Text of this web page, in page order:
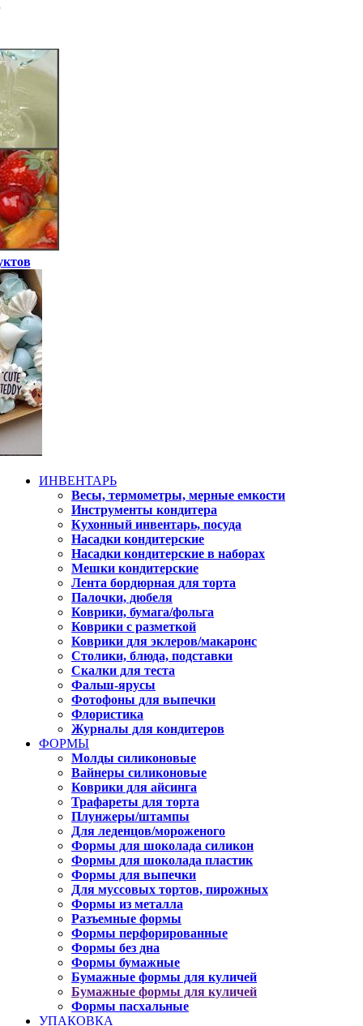
ИНВЕНТАРЬ
Весы, термометры, мерные емкости
Инструменты кондитера
Кухонный инвентарь, посуда
Насадки кондитерские
Насадки кондитерские в наборах
Мешки кондитерские
Лента бордюрная для торта
Палочки, дюбеля
Коврики, бумага/фольга
Коврики с разметкой
Коврики для эклеров/макаронс
Столики, блюда, подставки
Скалки для теста
Фальш-ярусы
Фотофоны для выпечки
Флористика
Журналы для кондитеров
ФОРМЫ
Молды силиконовые
Вайнеры силиконовые
Коврики для айсинга
Трафареты для торта
Плунжеры/штампы
Для леденцов/мороженого
Формы для шоколада силикон
Формы для шоколада пластик
Формы для выпечки
Для муссовых тортов, пирожных
Формы из металла
Разъемные формы
Формы перфорированные
Формы без дна
Формы бумажные
Бумажные формы для куличей
Бумажные формы для куличей
Формы пасхальные
УПАКОВКА